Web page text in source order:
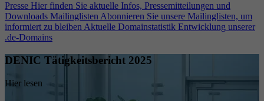
Presse Hier finden Sie aktuelle Infos, Pressemitteilungen und
Downloads Mailinglisten Abonnieren Sie unsere Mailinglisten, um
informiert zu bleiben Aktuelle Domainstatistik Entwicklung unserer
.de-Domains
DENIC Tätigkeitsbericht 2025
Hier lesen